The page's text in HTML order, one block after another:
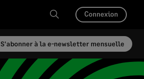
Connexion
S'abonner à la e-newsletter mensuelle